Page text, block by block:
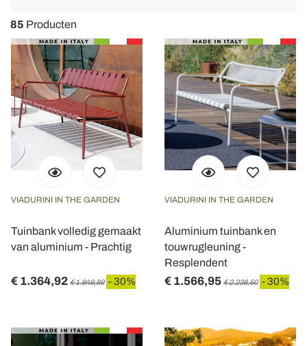
85 Producten
VIADURINI IN THE GARDEN
Tuinbank volledig gemaakt
van aluminium - Prachtig
€ 1.364,92 € 1.949,89 - 30%
VIADURINI IN THE GARDEN
Aluminium tuinbank en
touwrugleuning -
Resplendent
€ 1.566,95 € 2.238,50 - 30%